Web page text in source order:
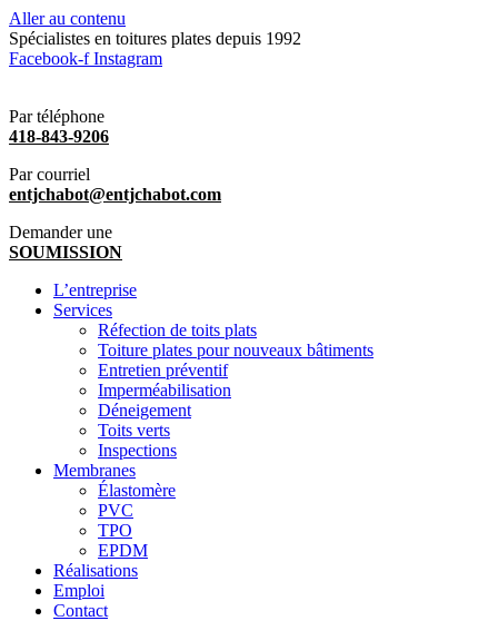
Aller au contenu
Spécialistes en toitures plates depuis 1992
Facebook-f Instagram
Par téléphone
418-843-9206
Par courriel
entjchabot@entjchabot.com
Demander une
SOUMISSION
L’entreprise
Services
Réfection de toits plats
Toiture plates pour nouveaux bâtiments
Entretien préventif
Imperméabilisation
Déneigement
Toits verts
Inspections
Membranes
Élastomère
PVC
TPO
EPDM
Réalisations
Emploi
Contact